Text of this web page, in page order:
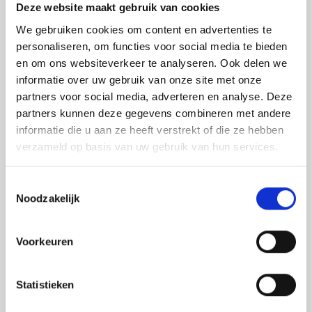
Deze website maakt gebruik van cookies
We gebruiken cookies om content en advertenties te
personaliseren, om functies voor social media te bieden
en om ons websiteverkeer te analyseren. Ook delen we
informatie over uw gebruik van onze site met onze
partners voor social media, adverteren en analyse. Deze
partners kunnen deze gegevens combineren met andere
informatie die u aan ze heeft verstrekt of die ze hebben
verzameld op basis van uw gebruik van hun services.
Noodzakelijk
Voorkeuren
Statistieken
afstandsmeters en overige inspectie- en
meetapparatuur waarbij kwaliteit en nauwkeurigheid
van de producten voorop staan. Astek is geautoriseerd
distributeur van Leica Geosystems en importeur van
Protimeter en Merlin Lazer. Daarnaast leveren wij
louter A-merken. Voor inspectie- en meetapparatuur
van de beste kwaliteit bent u bij ons aan het juiste
lijnlasers en glasmeters?
Wij leveren vakkundig advies
werken. Bent u op zoek naar een meter met specifieke
en helpen wij u bij het vergelijken van de verschillende